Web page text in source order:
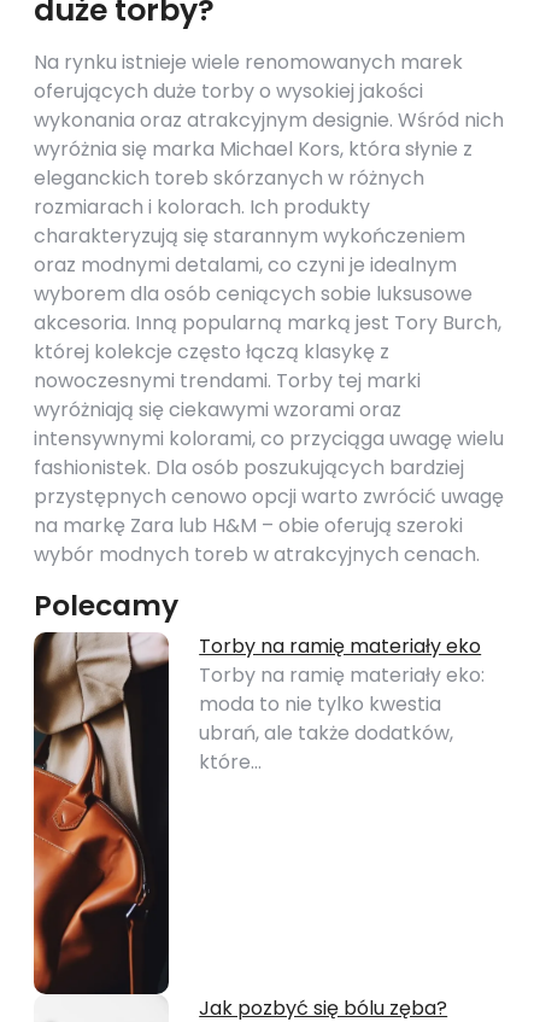
duże torby?
Na rynku istnieje wiele renomowanych marek
oferujących duże torby o wysokiej jakości
wykonania oraz atrakcyjnym designie. Wśród nich
wyróżnia się marka Michael Kors, która słynie z
eleganckich toreb skórzanych w różnych
rozmiarach i kolorach. Ich produkty
charakteryzują się starannym wykończeniem
oraz modnymi detalami, co czyni je idealnym
wyborem dla osób ceniących sobie luksusowe
akcesoria. Inną popularną marką jest Tory Burch,
której kolekcje często łączą klasykę z
nowoczesnymi trendami. Torby tej marki
wyróżniają się ciekawymi wzorami oraz
intensywnymi kolorami, co przyciąga uwagę wielu
fashionistek. Dla osób poszukujących bardziej
przystępnych cenowo opcji warto zwrócić uwagę
na markę Zara lub H&M – obie oferują szeroki
wybór modnych toreb w atrakcyjnych cenach.
Polecamy
Torby na ramię materiały eko
Torby na ramię materiały eko:
moda to nie tylko kwestia
ubrań, ale także dodatków,
które…
Jak pozbyć się bólu zęba?